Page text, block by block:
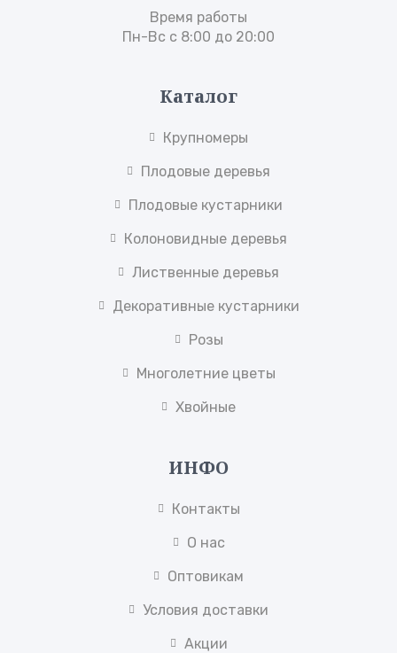
Время работы
Пн-Вс с 8:00 до 20:00
Каталог
Крупномеры
Плодовые деревья
Плодовые кустарники
Колоновидные деревья
Лиственные деревья
Декоративные кустарники
Розы
Многолетние цветы
Хвойные
ИНФО
Контакты
О нас
Оптовикам
Условия доставки
Акции